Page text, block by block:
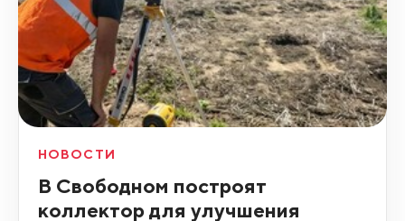
НОВОСТИ
В Свободном построят
коллектор для улучшения